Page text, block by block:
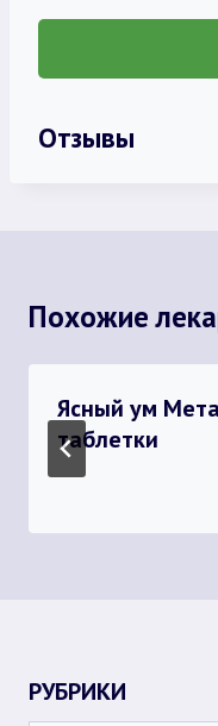
Отзывы
Похожие
Ясный ум
таблетки
РУБРИКИ